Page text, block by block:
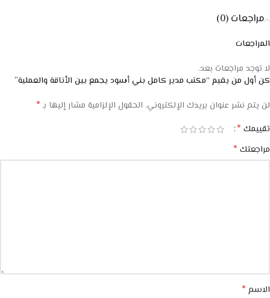
مراجعات (0)
المراجعات
لا توجد مراجعات بعد.
كن أول من يقيم “مكتب مدير كامل بني أسود يجمع بين الأناقة والعملية”
لن يتم نشر عنوان بريدك الإلكتروني. الحقول الإلزامية مشار إليها بـ*
تقييمك *
مراجعتك *
الاسم *